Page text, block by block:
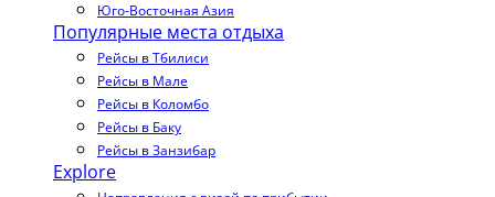
Юго-Восточная Азия
Популярные места отдыха
Рейсы в Тбилиси
Рейсы в Мале
Рейсы в Коломбо
Рейсы в Баку
Рейсы в Занзибар
Explore